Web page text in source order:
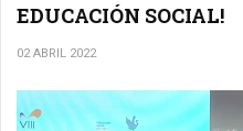
EDUCACIÓN SOCIAL!
02 ABRIL 2022